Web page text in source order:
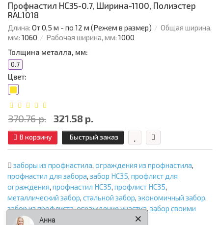
Профнастил НС35-0.7, Ширина-1100, Полиэстер
RAL1018
Длина: От 0,5 м - по 12 м (Режем в размер)
Общая ширина,
мм: 1060 Рабочая ширина, мм: 1000
Толщина металла, мм:
0.7
Цвет:
370.76 р. 321.58 р.
В корзину Быстрый заказ
заборы из профнастила, ограждения из профнастила,
профнастил для забора, забор НС35, профлист для
ограждения, профнастил НС35, профлист НС35,
металлический забор, стальной забор, экономичный забор,
забор из профлиста,ограждение участка, забор своими
руками, НС35 для забора
Анна